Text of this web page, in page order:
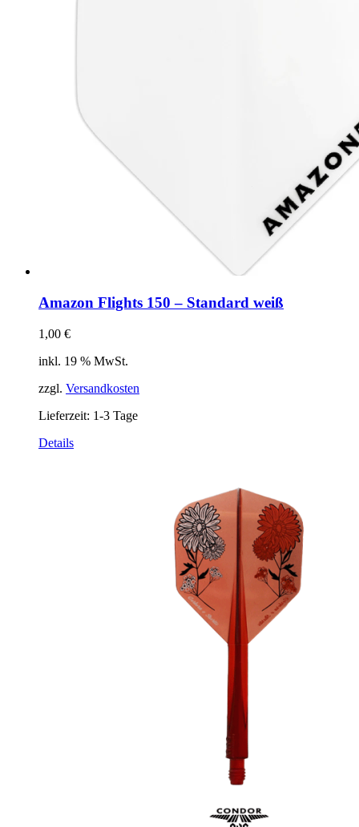
Amazon Flights 150 – Standard weiß
1,00 €
inkl. 19 % MwSt.
zzgl. Versandkosten
Lieferzeit: 1-3 Tage
Details